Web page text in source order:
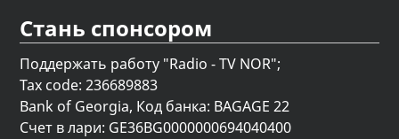
Стань спонсором
Поддержать работу "Radio - TV NOR";
Tax code: 236689883
Bank of Georgia, Код банка: BAGAGE 22
Счет в лари: GE36BG0000000694040400